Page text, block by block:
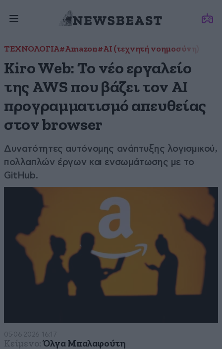
ΤΕΧΝΟΛΟΓΙΑ#Amazon#ΑΙ (τεχνητή νοημοσύνη)
Kiro Web: Το νέο εργαλείο
της AWS που βάζει τον AI
προγραμματισμό απευθείας
στον browser
Δυνατότητες αυτόνομης ανάπτυξης λογισμικού,
πολλαπλών έργων και ενσωμάτωσης με το
GitHub.
05·06·2026 16:17
Κείμενο: Όλγα Μπαλαφούτη